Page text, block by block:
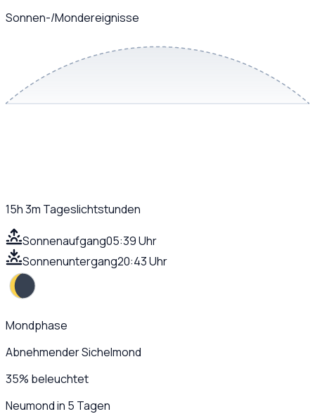
Sonnen-/Mondereignisse
15h 3m Tageslichtstunden
Sonnenaufgang05:39 Uhr
Sonnenuntergang20:43 Uhr
Mondphase
Abnehmender Sichelmond
35% beleuchtet
Neumond in 5 Tagen